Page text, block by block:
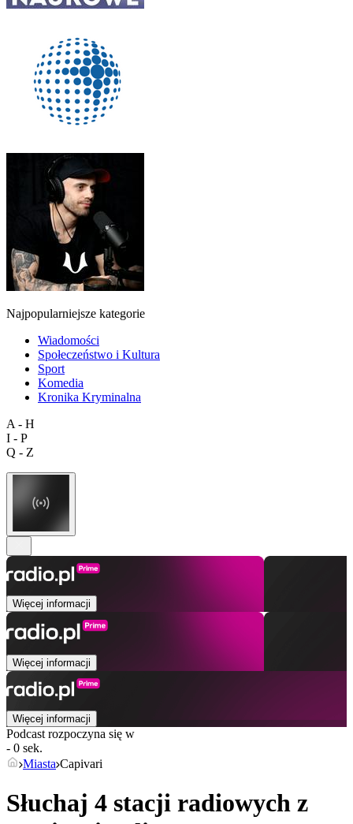
Najpopularniejsze kategorie
Wiadomości
Społeczeństwo i Kultura
Sport
Komedia
Kronika Kryminalna
A - H
I - P
Q - Z
Więcej informacji
Więcej informacji
Więcej informacji
Podcast rozpoczyna się w
- 0 sek.
Miasta Capivari
Słuchaj 4 stacji radiowych z